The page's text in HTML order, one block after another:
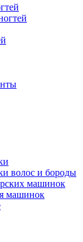
волос и бороды
машинок
машинок